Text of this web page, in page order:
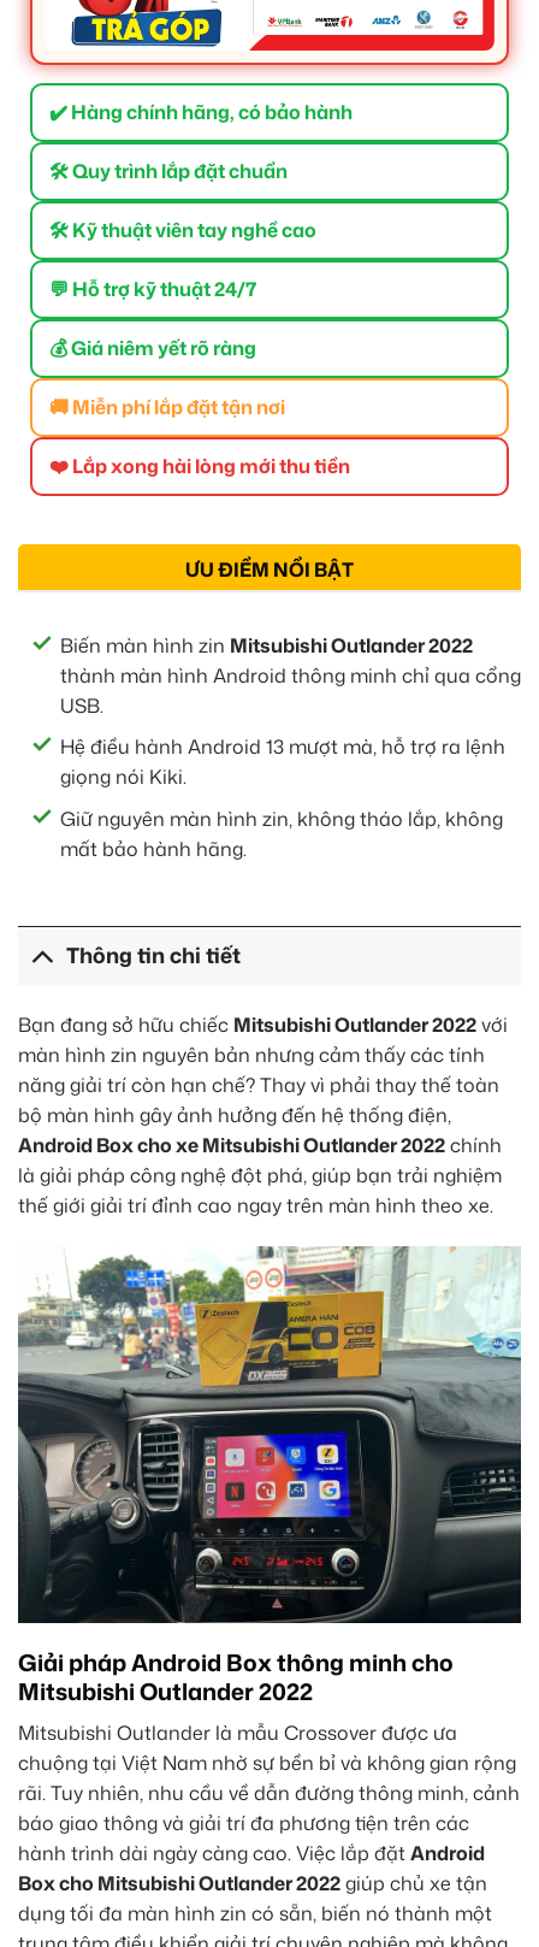
✔️ Hàng chính hãng, có bảo hành
🛠 Quy trình lắp đặt chuẩn
🛠 Kỹ thuật viên tay nghề cao
💬 Hỗ trợ kỹ thuật 24/7
💰 Giá niêm yết rõ ràng
🚚 Miễn phí lắp đặt tận nơi
❤️ Lắp xong hài lòng mới thu tiền
ƯU ĐIỂM NỔI BẬT
Biến màn hình zin Mitsubishi Outlander 2022
thành màn hình Android thông minh chỉ qua cổng
USB.
Hệ điều hành Android 13 mượt mà, hỗ trợ ra lệnh
giọng nói Kiki.
Giữ nguyên màn hình zin, không tháo lắp, không
mất bảo hành hãng.
Thông tin chi tiết
Bạn đang sở hữu chiếc Mitsubishi Outlander 2022với
màn hình zin nguyên bản nhưng cảm thấy các tính
năng giải trí còn hạn chế? Thay vì phải thay thế toàn
bộ màn hình gây ảnh hưởng đến hệ thống điện,
Android Box cho xe Mitsubishi Outlander 2022chính
là giải pháp công nghệ đột phá, giúp bạn trải nghiệm
thế giới giải trí đỉnh cao ngay trên màn hình theo xe.
Giải pháp Android Box thông minh cho
Mitsubishi Outlander 2022
Mitsubishi Outlander là mẫu Crossover được ưa
chuộng tại Việt Nam nhờ sự bền bỉ và không gian rộng
rãi. Tuy nhiên, nhu cầu về dẫn đường thông minh, cảnh
báo giao thông và giải trí đa phương tiện trên các
hành trình dài ngày càng cao. Việc lắp đặtAndroid
Box cho Mitsubishi Outlander 2022giúp chủ xe tận
dụng tối đa màn hình zin có sẵn, biến nó thành một